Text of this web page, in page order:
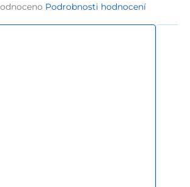
Podrobnosti hodnocení